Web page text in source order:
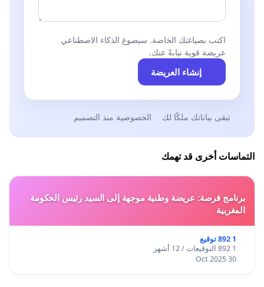
اكتب بصياغتك الخاصة. سيصوغ الذكاء الاصطناعي
عريضة قوية نيابةً عنك.
إنشاء العريضة
تبقى بياناتك ملكًا لك الخصوصية منذ التصميم
التماسات أخرى قد تهمك
برنامج فرصة: عريضة وطنية موجهة إلى السيد رئيس الحكومة
المغربية
1 892 توقيع
1 892 التوقيعات / 12 أشهر
30 Oct 2025